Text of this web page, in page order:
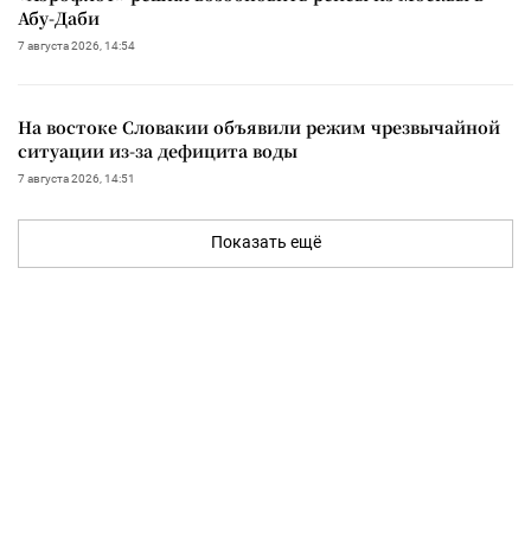
Абу-Даби
7 августа 2026, 14:54
На востоке Словакии объявили режим чрезвычайной
ситуации из-за дефицита воды
7 августа 2026, 14:51
Показать ещё